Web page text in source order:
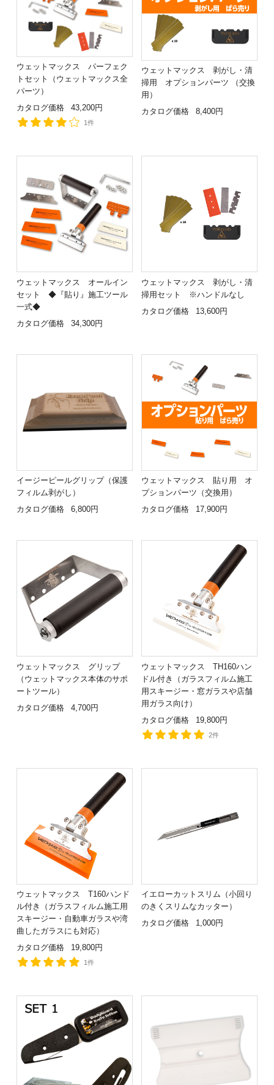
ウェットマックス パーフェク
トセット（ウェットマックス全
パーツ）
カタログ価格
43,200円
1件
ウェットマックス 剥がし・清
掃用 オプションパーツ （交換
用）
カタログ価格
8,400円
ウェットマックス オールイン
セット ◆『貼り』施工ツール
一式◆
カタログ価格
34,300円
ウェットマックス 剥がし・清
掃用セット ※ハンドルなし
カタログ価格
13,600円
イージーピールグリップ（保護
フィルム剥がし）
カタログ価格
6,800円
ウェットマックス 貼り用 オ
プションパーツ（交換用）
カタログ価格
17,900円
ウェットマックス グリップ
（ウェットマックス本体のサポ
ートツール）
カタログ価格
4,700円
ウェットマックス TH160ハン
ドル付き（ガラスフィルム施工
用スキージー・窓ガラスや店舗
用ガラス向け）
カタログ価格
19,800円
2件
ウェットマックス T160ハンド
ル付き（ガラスフィルム施工用
スキージー・自動車ガラスや湾
曲したガラスにも対応）
カタログ価格
19,800円
1件
イエローカットスリム（小回り
のきくスリムなカッター）
カタログ価格
1,000円